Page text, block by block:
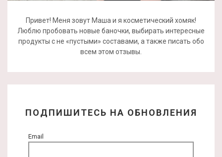
Привет! Меня зовут Маша и я косметический хомяк!
Люблю пробовать новые баночки, выбирать интересные
продукты с не «пустыми» составами, а также писать обо
всем этом отзывы.
ПОДПИШИТЕСЬ НА ОБНОВЛЕНИЯ
Email